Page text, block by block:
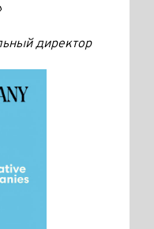
директор